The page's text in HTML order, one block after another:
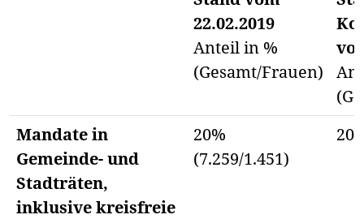
22.02.2019
Anteil in %
(Gesamt/Frauen)
Mandate in
Gemeinde- und
Stadträten,
inklusive kreisfreie
20%
(7.259/1.451)